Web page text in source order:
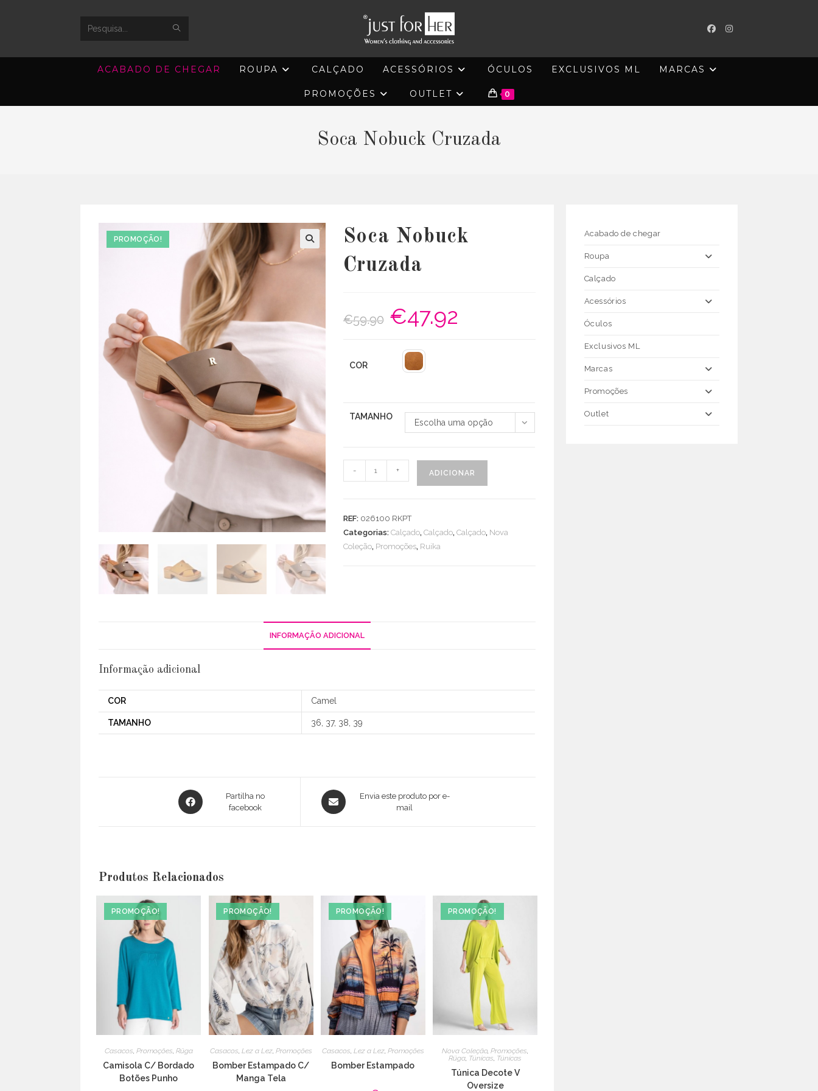
Search
ACABADO DE CHEGAR ROUPA CALÇADO ACESSÓRIOS ÓCULOS EXCLUSIVOS ML MARCAS
PROMOÇÕES OUTLET 0
Soca Nobuck Cruzada
PROMOÇÃO!
Soca Nobuck
Cruzada
€59.90
O
preço
original
€47.92
COR
TAMANHO
Escolha uma opção
de
- + ADICIONAR
REF: 026100 RKPT
Categorias: Calçado, Calçado, Calçado, Nova
Coleção, Promoções, Ruika
INFORMAÇÃO ADICIONAL
Informação adicional
COR Camel
TAMANHO 36, 37, 38, 39
Opens
in
Partilha no
facebook
Opens
in
Envia este produto por e-
mail
Produtos Relacionados
PROMOÇÃO!
Casacos, Promoções, Rüga
Camisola C/ Bordado
Botões Punho
PROMOÇÃO!
Casacos, Lez a Lez, Promoções
Bomber Estampado C/
Manga Tela
PROMOÇÃO!
Casacos, Lez a Lez, Promoções
Bomber Estampado
PROMOÇÃO!
Nova Coleção,Promoções,
Rüga, Túnicas, Túnicas
Túnica Decote V
Oversize
Acabado de chegar
Roupa
Calçado
Acessórios
Óculos
Exclusivos ML
Marcas
Promoções
Outlet